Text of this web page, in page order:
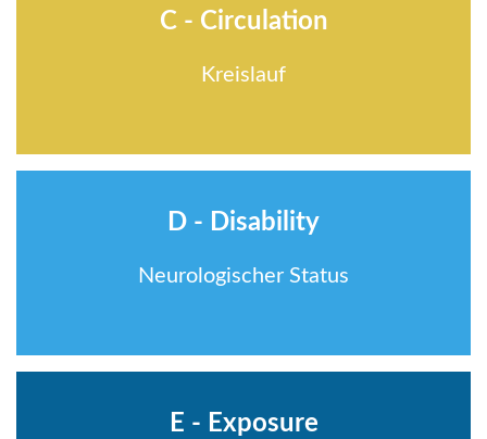
C - Circulation
Kreislauf
D - Disability
Neurologischer Status
E - Exposure